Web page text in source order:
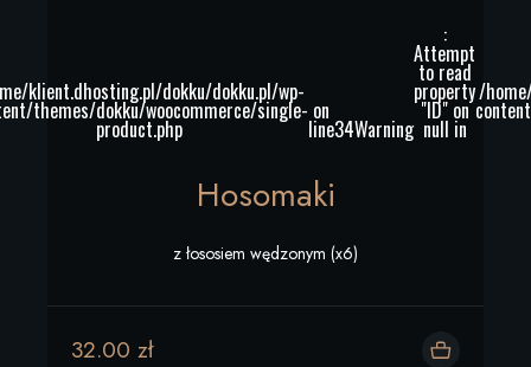
klient.dhosting.pl/dokku/dokku.pl/wp-
themes/dokku/woocommerce/single-
product.php
on
line34Warning
:
Attempt
to read
property
"ID" on
null in
/
Hosomaki
z łososiem wędzonym (x6)
32.00 zł